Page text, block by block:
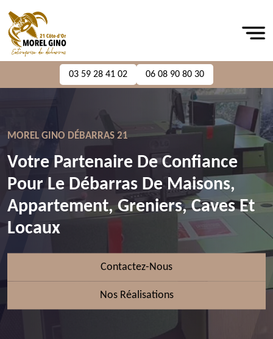
03 59 28 41 02 06 08 90 80 30
MOREL GINO DÉBARRAS 21
Votre Partenaire De Confiance
Pour Le Débarras De Maisons,
Appartement, Greniers, Caves Et
Locaux
Contactez-Nous
Nos Réalisations